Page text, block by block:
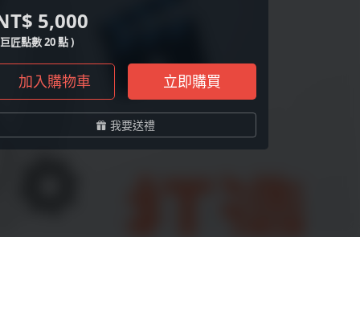
5,000
匠點數 20 點 )
加入購物車 立即購買
我要送禮